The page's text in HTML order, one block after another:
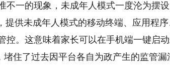
不一的现象，未成年人模式一度沦为摆
提供未成年人模式的移动终端、应用程
。这意味着家长可以在手机端一键启
住了过去因平台各自为政产生的监管漏